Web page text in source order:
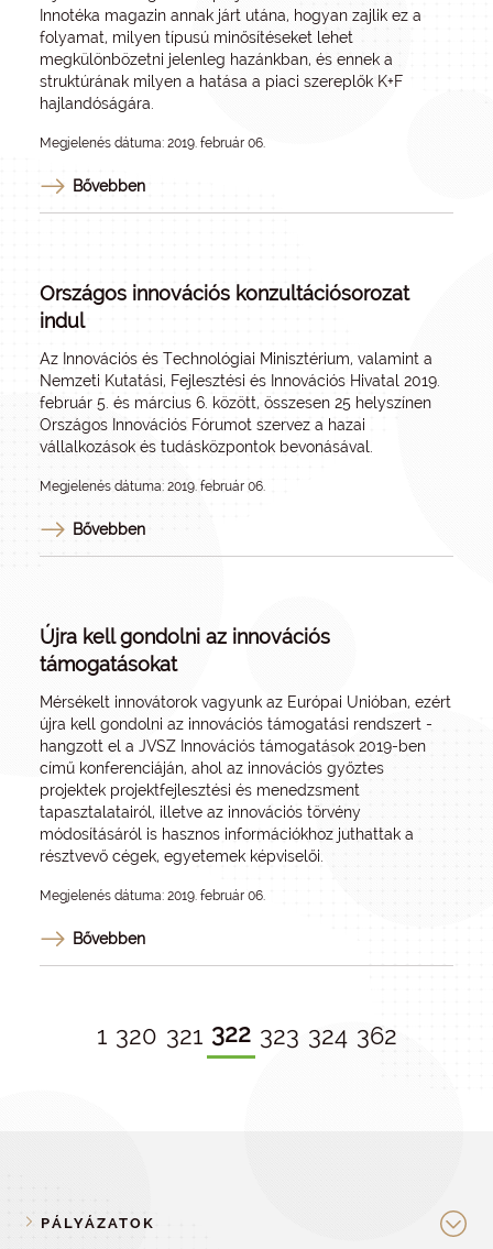
Innotéka magazin annak járt utána, hogyan zajlik ez a
folyamat, milyen típusú minősítéseket lehet
megkülönbözetni jelenleg hazánkban, és ennek a
struktúrának milyen a hatása a piaci szereplők K+F
hajlandóságára.
Megjelenés dátuma: 2019. február 06.
Bővebben
Országos innovációs konzultációsorozat
indul
Az Innovációs és Technológiai Minisztérium, valamint a
Nemzeti Kutatási, Fejlesztési és Innovációs Hivatal 2019.
február 5. és március 6. között, összesen 25 helyszínen
Országos Innovációs Fórumot szervez a hazai
vállalkozások és tudásközpontok bevonásával.
Megjelenés dátuma: 2019. február 06.
Bővebben
Újra kell gondolni az innovációs
támogatásokat
Mérsékelt innovátorok vagyunk az Európai Unióban, ezért
újra kell gondolni az innovációs támogatási rendszert -
hangzott el a JVSZ Innovációs támogatások 2019-ben
című konferenciáján, ahol az innovációs győztes
projektek projektfejlesztési és menedzsment
tapasztalatairól, illetve az innovációs törvény
módosításáról is hasznos információkhoz juthattak a
résztvevő cégek, egyetemek képviselői.
Megjelenés dátuma: 2019. február 06.
Bővebben
1 320 321 322 323 324 362
PÁLYÁZATOK